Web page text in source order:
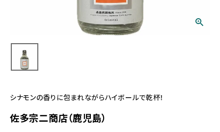
シナモンの香りに包まれながらハイボールで乾杯！
佐多宗二商店（鹿児島）